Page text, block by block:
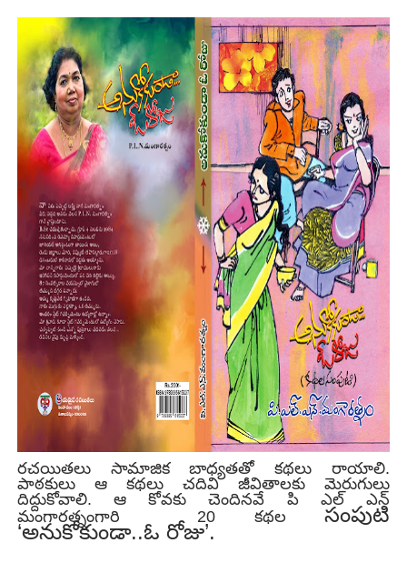
రచయితలు సామాజిక బాధ్యతతో కథలు రాయాలి.
పాఠకులు ఆ కథలు చదివి జీవితాలకు మెరుగులు
దిద్దుకోవాలి. ఆ కోవకు చెందినవే పి ఎల్ ఎన్
మంగారత్నంగారి 20 కథలసంపుటి
‘అనుకోకుండా..ఓ రోజు’.